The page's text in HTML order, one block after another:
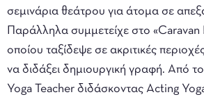
σεμινάρια θεάτρου για άτομα σε
Παράλληλα συμμετείχε στο
οποίου ταξίδεψε σε ακριτικές
να διδάξει δημιουργική γραφή. Από
Yoga Teacher διδάσκοντας Acting